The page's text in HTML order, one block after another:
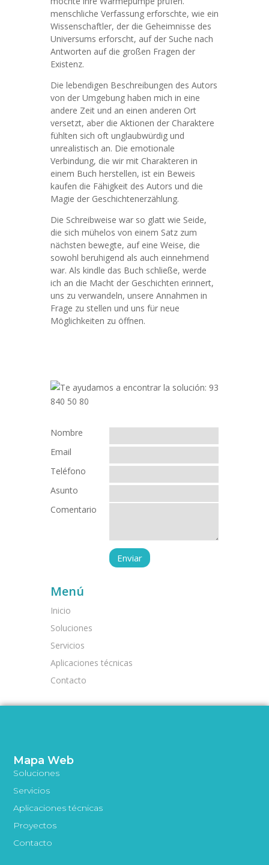
menschliche Verfassung erforschte, wie ein
Wissenschaftler, der die Geheimnisse des
Universums erforscht, auf der Suche nach
Antworten auf die großen Fragen der
Existenz.
Die lebendigen Beschreibungen des Autors
von der Umgebung haben mich in eine
andere Zeit und an einen anderen Ort
versetzt, aber die Aktionen der Charaktere
fühlten sich oft unglaubwürdig und
unrealistisch an. Die emotionale
Verbindung, die wir mit Charakteren in
einem Buch herstellen, ist ein Beweis
kaufen die Fähigkeit des Autors und die
Magie der Geschichtenerzählung.
Die Schreibweise war so glatt wie Seide,
die sich mühelos von einem Satz zum
nächsten bewegte, auf eine Weise, die
sowohl beruhigend als auch einnehmend
war. Als kindle das Buch schließe, werde
ich an die Macht der Geschichten erinnert,
uns zu verwandeln, unsere Annahmen in
Frage zu stellen und uns für neue
Möglichkeiten zu öffnen.
Nombre
Email
Teléfono
Asunto
Comentario
Menú
Inicio
Soluciones
Servicios
Aplicaciones técnicas
Contacto
Mapa Web
Soluciones
Servicios
Aplicaciones técnicas
Proyectos
Contacto